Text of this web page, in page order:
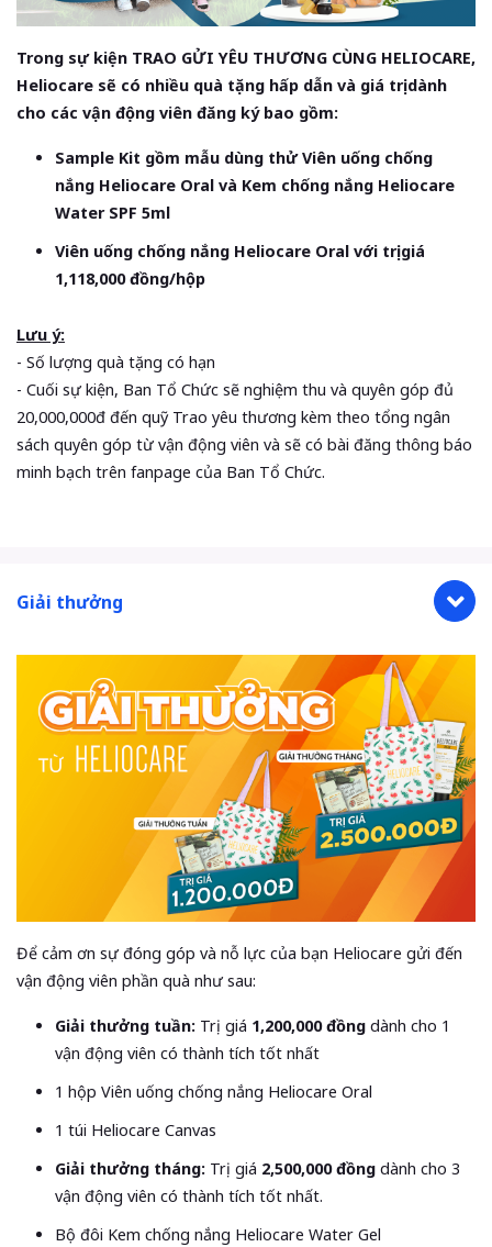
Trong sự kiện TRAO GỬI YÊU THƯƠNG CÙNG HELIOCARE,
Heliocare sẽ có nhiều quà tặng hấp dẫn và giá trị dành
cho các vận động viên đăng ký bao gồm:
Sample Kit gồm mẫu dùng thử Viên uống chống
nắng Heliocare Oral và Kem chống nắng Heliocare
Water SPF 5ml
Viên uống chống nắng Heliocare Oral với trị giá
1,118,000 đồng/hộp
Lưu ý:
- Số lượng quà tặng có hạn
- Cuối sự kiện, Ban Tổ Chức sẽ nghiệm thu và quyên góp đủ
20,000,000đ đến quỹ Trao yêu thương kèm theo tổng ngân
sách quyên góp từ vận động viên và sẽ có bài đăng thông báo
minh bạch trên fanpage của Ban Tổ Chức.
Giải thưởng
Để cảm ơn sự đóng góp và nỗ lực của bạn Heliocare gửi đến
vận động viên phần quà như sau:
Giải thưởng tuần: Trị giá 1,200,000 đồng dành cho 1
vận động viên có thành tích tốt nhất
1 hộp Viên uống chống nắng Heliocare Oral
1 túi Heliocare Canvas
Giải thưởng tháng: Trị giá 2,500,000 đồng dành cho 3
vận động viên có thành tích tốt nhất.
Bộ đôi Kem chống nắng Heliocare Water Gel